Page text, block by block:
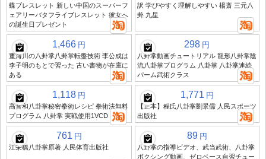
蝶ブレスレット 新しい中国のスーパーフ
ェアリーバタフライブレスレット 彼女へ
の誕生日プレゼント
訳 学びやすく理解しやすい 楊斎 三元八
卦 九星
1,466 円
董海川の八卦掌八卦掌転盤技術 李公成は
李子明のもとで習った 古い書物が在庫に
ある
298 円
八卦掌動画チュートリアル 龍形八卦掌陰
流八卦掌プログラム 八卦掌 八卦掌連続
パーム武術クラス
1,118 円
高音和八卦掌秘密拳術レシピ 拳術法無料
プログラム 八卦掌 実戦使用1VCD
1,771 円
【正本】程氏八卦掌劉景儒 人民スポーツ
出版社
761 円
江栄橋八卦掌原著 人民体育出版社
89 円
八卦掌の指導ビデオ、武当武術、八卦掌
ボクシング動画、ゼロベース自習チュー